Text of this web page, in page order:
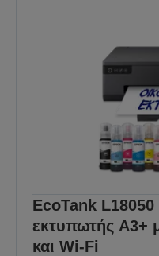
EcoTank
εκτυπωτής A3+
και Wi-Fi